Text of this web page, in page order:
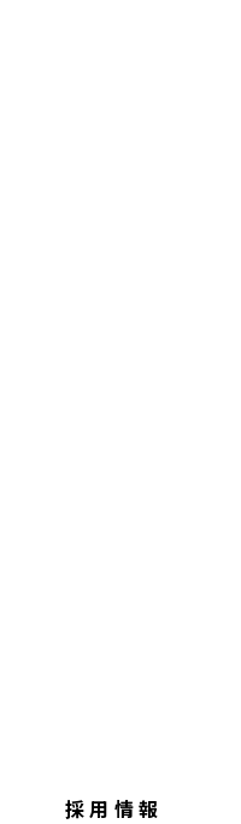
採用情報